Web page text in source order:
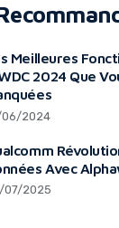
Meilleures
2024 Que
06/2024
Avec
07/2025